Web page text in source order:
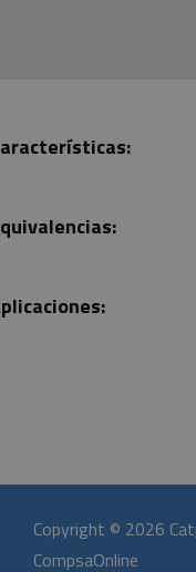
Copyright © 2026
CompsaOnline